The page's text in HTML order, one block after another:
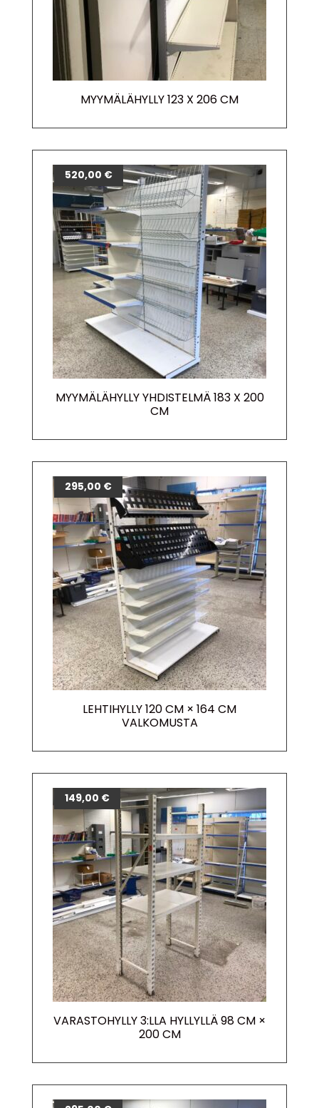
MYYMÄLÄHYLLY 123 X 206 CM
MYYMÄLÄHYLLY YHDISTELMÄ 183 X 200
CM
520,00 €
LEHTIHYLLY 120 CM × 164 CM
VALKOMUSTA
295,00 €
VARASTOHYLLY 3:LLA HYLLYLLÄ 98 CM ×
200 CM
149,00 €